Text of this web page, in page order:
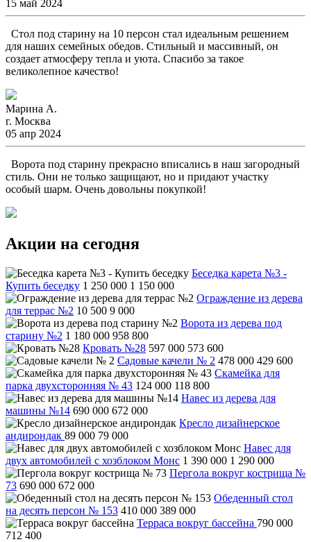
15 май 2024
Стол под старину на 10 персон стал идеальным решением
для наших семейных обедов. Стильный и массивный, он
создает атмосферу тепла и уюта. Спасибо за такое
великолепное качество!
Марина А.
г. Москва
05 апр 2024
Ворота под старину прекрасно вписались в наш загородный
стиль. Они не только защищают, но и придают участку
особый шарм. Очень довольны покупкой!
Акции на сегодня
Беседка карета №3 -
Купить беседку 1 250 000 1 150 000
Ограждение из дерева
для террас №2 10 500 9 000
Ворота из дерева под
старину №2 1 180 000 958 800
Кровать №28 597 000 573 600
Садовые качели № 2 478 000 429 600
Скамейка для
парка двухсторонняя № 43 124 000 118 800
Навес из дерева для
машины №14 690 000 672 000
Кресло дизайнерское
андирондак 89 000 79 000
Навес для
двух автомобилей с хозблоком Монс 1 390 000 1 290 000
Пергола вокруг кострища №
73 690 000 672 000
Обеденный стол
на десять персон № 153 410 000 389 000
Терраса вокруг бассейна 790 000
712 400